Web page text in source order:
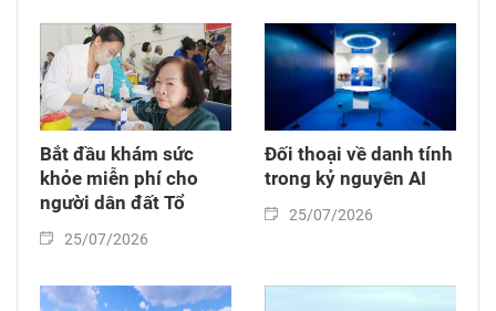
Bắt đầu khám sức
khỏe miễn phí cho
người dân đất Tổ
25/07/2026
Đối thoại về danh tính
trong kỷ nguyên AI
25/07/2026